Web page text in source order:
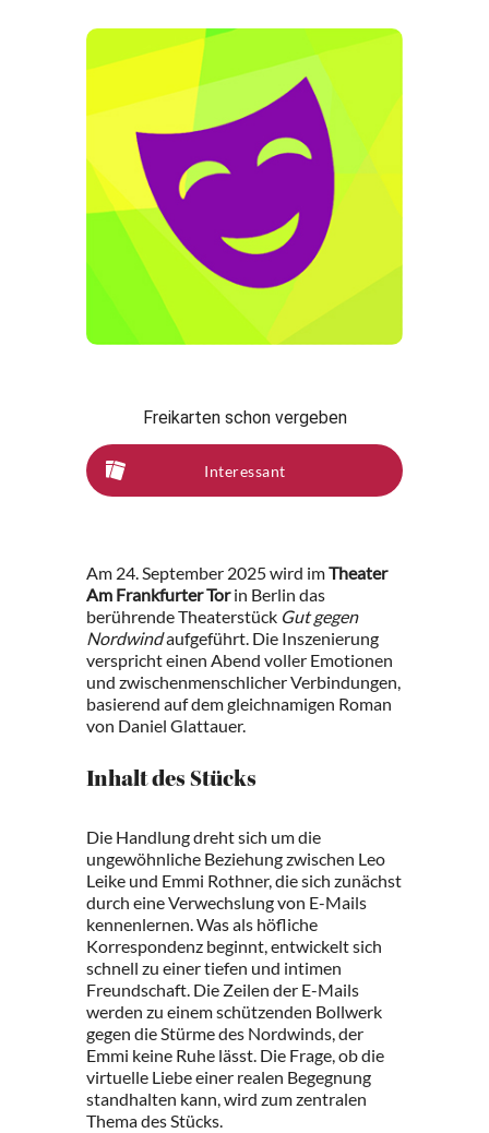
Freikarten schon vergeben
Interessant
Am 24. September 2025 wird imTheater
Am Frankfurter Torin Berlin das
berührende Theaterstück Gut gegen
Nordwindaufgeführt. Die Inszenierung
verspricht einen Abend voller Emotionen
und zwischenmenschlicher Verbindungen,
basierend auf dem gleichnamigen Roman
von Daniel Glattauer.
Inhalt des Stücks
Die Handlung dreht sich um die
ungewöhnliche Beziehung zwischen Leo
Leike und Emmi Rothner, die sich zunächst
durch eine Verwechslung von E-Mails
kennenlernen. Was als höfliche
Korrespondenz beginnt, entwickelt sich
schnell zu einer tiefen und intimen
Freundschaft. Die Zeilen der E-Mails
werden zu einem schützenden Bollwerk
gegen die Stürme des Nordwinds, der
Emmi keine Ruhe lässt. Die Frage, ob die
virtuelle Liebe einer realen Begegnung
standhalten kann, wird zum zentralen
Thema des Stücks.